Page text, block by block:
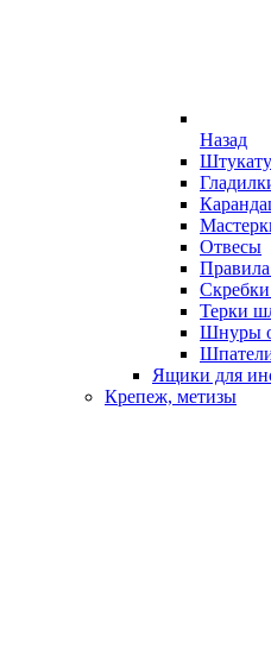
Назад
Отвесы
Терки
Шнуры
Ящики для
Крепеж, метизы